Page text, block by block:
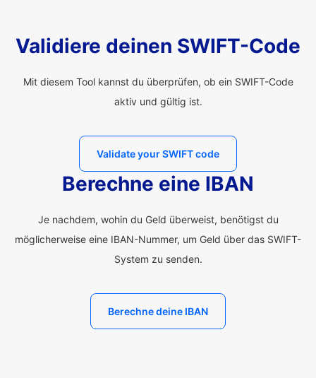
Validiere deinen SWIFT-Code
Mit diesem Tool kannst du überprüfen, ob ein SWIFT-Code
aktiv und gültig ist.
Validate your SWIFT code
Berechne eine IBAN
Je nachdem, wohin du Geld überweist, benötigst du
möglicherweise eine IBAN-Nummer, um Geld über das SWIFT-
System zu senden.
Berechne deine IBAN